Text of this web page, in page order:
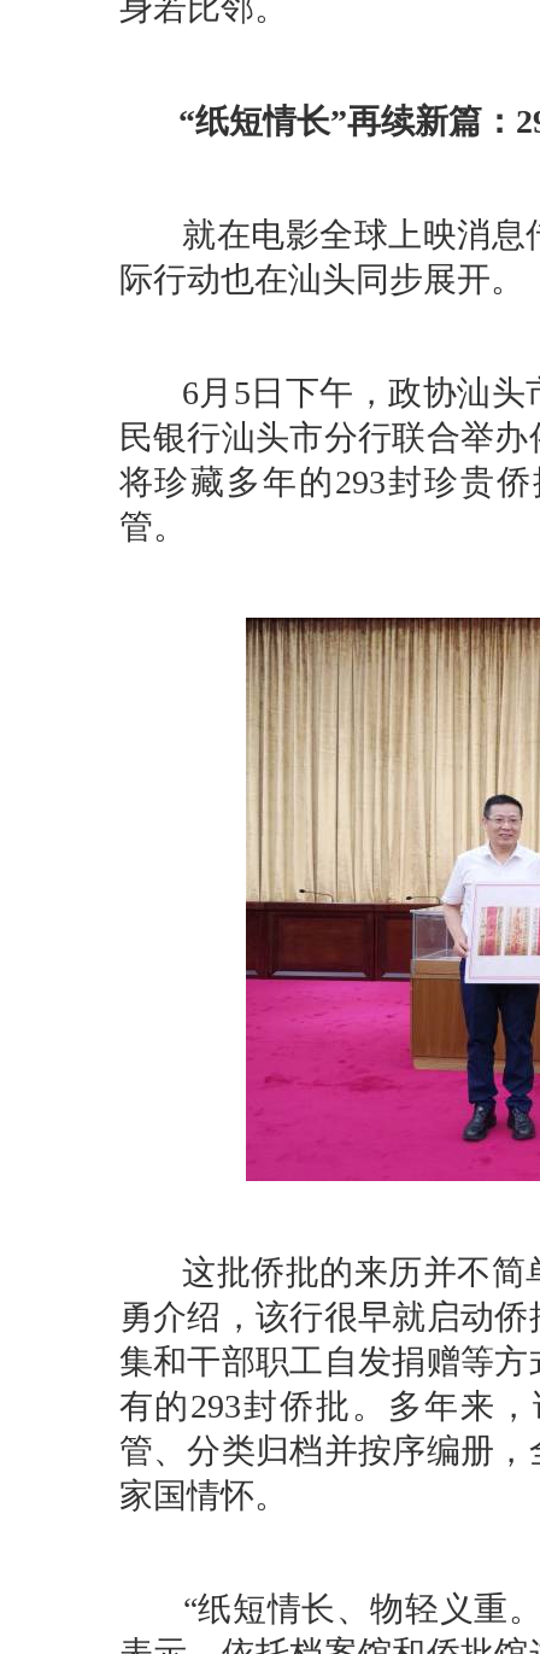
身若比邻。
“纸短情长”再续新篇：
就在电影全球上映消息
际行动也在汕头同步展开。
6月5日下午，政协汕头
民银行汕头市分行联合举
将珍藏多年的293封珍贵
管。
这批侨批的来历并不简
勇介绍，该行很早就启动
集和干部职工自发捐赠等
有的293封侨批。多年来
管、分类归档并按序编册
家国情怀。
“纸短情长、物轻义重。